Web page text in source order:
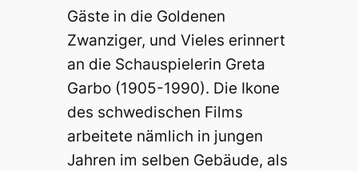
Gäste in die Goldenen
Zwanziger, und Vieles erinnert
an die Schauspielerin Greta
Garbo (1905-1990). Die Ikone
des schwedischen Films
arbeitete nämlich in jungen
Jahren im selben Gebäude, als